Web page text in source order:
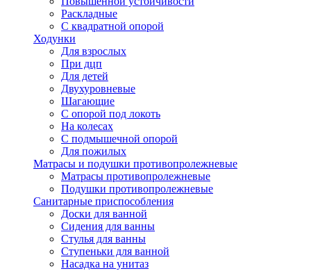
Раскладные
С квадратной опорой
Ходунки
Для взрослых
При дцп
Для детей
Двухуровневые
Шагающие
С опорой под локоть
На колесах
С подмышечной опорой
Для пожилых
Матрасы и подушки противопролежневые
Матрасы противопролежневые
Подушки противопролежневые
Санитарные приспособления
Доски для ванной
Сидения для ванны
Стулья для ванны
Ступеньки для ванной
Насадка на унитаз